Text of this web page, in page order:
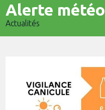
Alerte météo
Actualités